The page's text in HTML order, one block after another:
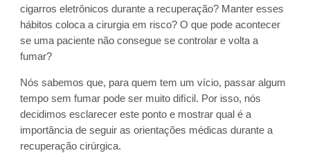
cigarros eletrônicos durante a recuperação? Manter esses
hábitos coloca a cirurgia em risco? O que pode acontecer
se uma paciente não consegue se controlar e volta a
fumar?
Nós sabemos que, para quem tem um vício, passar algum
tempo sem fumar pode ser muito difícil. Por isso, nós
decidimos esclarecer este ponto e mostrar qual é a
importância de seguir as orientações médicas durante a
recuperação cirúrgica.